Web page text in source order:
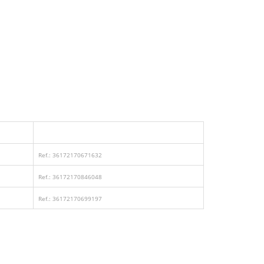
Ref.: 36172170671632
Ref.: 36172170846048
Ref.: 36172170699197